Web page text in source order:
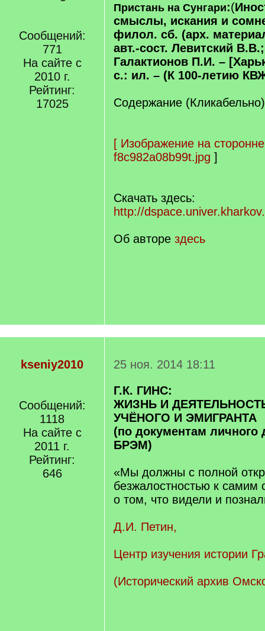
Сообщений:
771
На сайте с
2010 г.
Рейтинг:
17025
Пристань на Сунгари:(
смыслы, искания и
филол. сб. (арх.
авт.-сост. Левитский
Галактионов П.И. –
с.: ил. – (К 100-летию
Содержание
[ Изображение на
f8c982a08b99t.jpg ]
Скачать здесь:
http://
Об авторе здесь
kseniy2010
Сообщений:
1118
На сайте с
2011 г.
Рейтинг:
646
25 ноя. 2014 18:11
Г.К. ГИНС:
ЖИЗНЬ И
УЧЁНОГО И ЭМИГРАНТА
(по документам личного
БРЭМ)
«Мы должны с полной
безжалостностью к самим
о том, что видели и
Д.И. Петин,
Центр изучения истории
(Исторический архив